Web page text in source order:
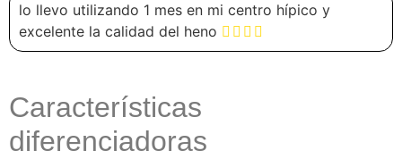
lo llevo utilizando 1 mes en mi centro hípico y
excelente la calidad del heno
Características
diferenciadoras